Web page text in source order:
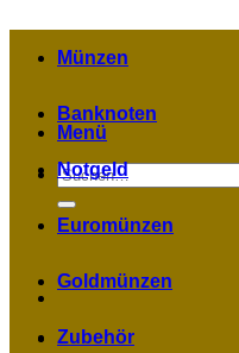
Menü
Suchen
nach:
Münzen
Banknoten
Notgeld
Euromünzen
Goldmünzen
Zubehör